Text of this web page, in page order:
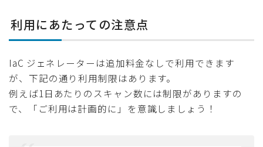
利用にあたっての注意点
IaC ジェネレーターは追加料金なしで利用できます
が、下記の通り利用制限はあります。
例えば1日あたりのスキャン数には制限がありますの
で、「ご利用は計画的に」を意識しましょう！